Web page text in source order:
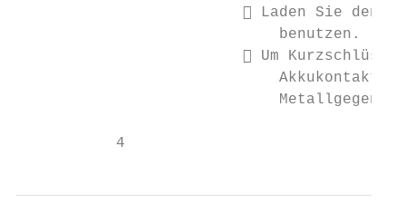
 Laden Sie den
                             benutzen.
 Um
Akkukontakte
           4